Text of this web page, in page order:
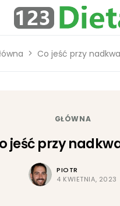
Co jeść przy
GŁÓWNA
jeść przy
PIOTR
4 KWIETNIA, 2023